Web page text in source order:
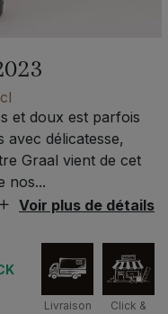
et doux est parfois
délicatesse,
Graal vient de cet
nos...
Voir plus de détails
Livraison
Click &